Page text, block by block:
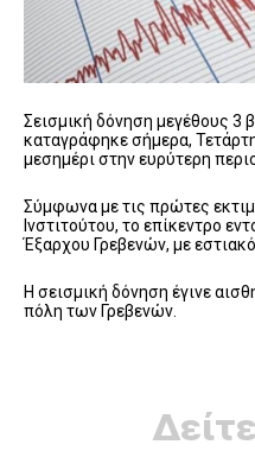
Σεισμική δόνηση μεγέθους 3
καταγράφηκε σήμερα,
μεσημέρι στην ευρύτερη
Σύμφωνα με τις πρώτες
Ινστιτούτου, το επίκεντρο
Έξαρχου Γρεβενών, με
Η σεισμική δόνηση έγινε
πόλη των Γρεβενών.